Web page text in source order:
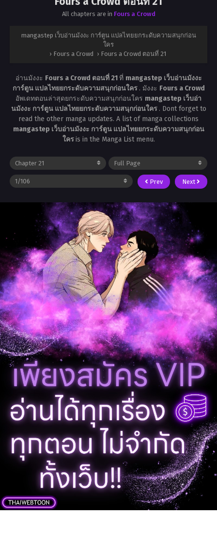
All chapters are in Fours a Crowd
mangastep เว็บอ่านมังงะ การ์ตูน แปลไทยยกระดับความสนุกก่อน
ใคร
› Fours a Crowd › Fours a Crowd ตอนที่ 21
อ่านมังงะ Fours a Crowd ตอนที่ 21ที่ mangastep เว็บอ่านมังงะ
การ์ตูน แปลไทยยกระดับความสนุกก่อนใคร . มังงะ Fours a Crowd
อัพเดทตอนล่าสุดยกระดับความสนุกก่อนใคร mangastep เว็บอ่า
นมังงะ การ์ตูน แปลไทยยกระดับความสนุกก่อนใคร . Dont forget to
read the other manga updates. A list of manga collections
mangastep เว็บอ่านมังงะ การ์ตูน แปลไทยยกระดับความสนุกก่อน
ใครis in the Manga List menu.
Prev Next